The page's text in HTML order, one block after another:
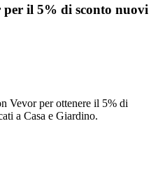
per il 5% di sconto nuovi
Vevor per ottenere il 5% di
a Casa e Giardino.